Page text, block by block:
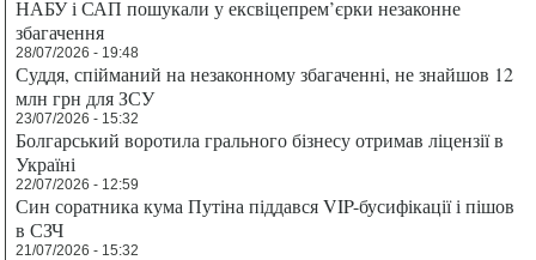
НАБУ і САП пошукали у ексвіцепрем’єрки незаконне
збагачення
28/07/2026 - 19:48
Суддя, спійманий на незаконному збагаченні, не знайшов 12
млн грн для ЗСУ
23/07/2026 - 15:32
Болгарський воротила грального бізнесу отримав ліцензії в
Україні
22/07/2026 - 12:59
Син соратника кума Путіна піддався VIP-бусифікації і пішов
в СЗЧ
21/07/2026 - 15:32